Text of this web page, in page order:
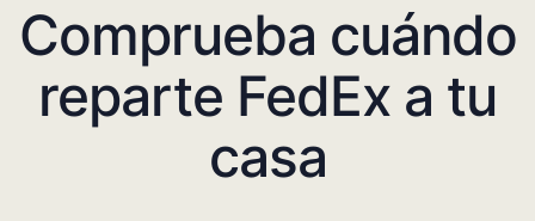
Comprueba cuándo
reparte FedEx a tu
casa